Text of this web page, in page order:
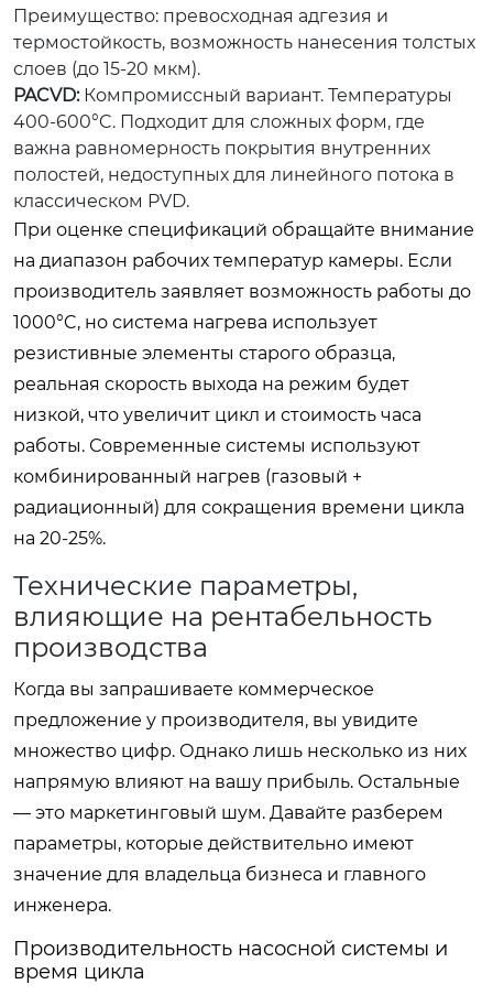
Преимущество: превосходная адгезия и
термостойкость, возможность нанесения толстых
слоев (до 15-20 мкм).
PACVD:Компромиссный вариант. Температуры
400-600°C. Подходит для сложных форм, где
важна равномерность покрытия внутренних
полостей, недоступных для линейного потока в
классическом PVD.
При оценке спецификаций обращайте внимание
на диапазон рабочих температур камеры. Если
производитель заявляет возможность работы до
1000°C, но система нагрева использует
резистивные элементы старого образца,
реальная скорость выхода на режим будет
низкой, что увеличит цикл и стоимость часа
работы. Современные системы используют
комбинированный нагрев (газовый +
радиационный) для сокращения времени цикла
на 20-25%.
Технические параметры,
влияющие на рентабельность
производства
Когда вы запрашиваете коммерческое
предложение у производителя, вы увидите
множество цифр. Однако лишь несколько из них
напрямую влияют на вашу прибыль. Остальные
— это маркетинговый шум. Давайте разберем
параметры, которые действительно имеют
значение для владельца бизнеса и главного
инженера.
Производительность насосной системы и
время цикла